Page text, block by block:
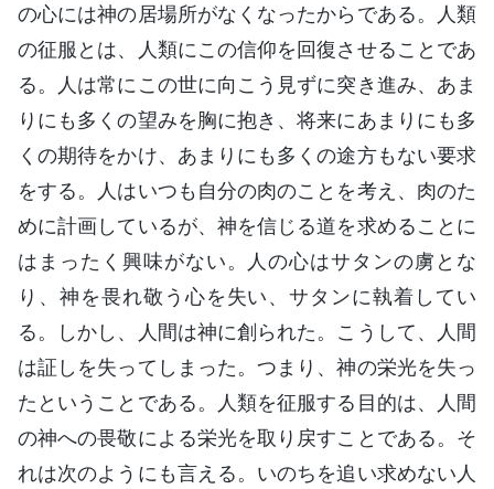
の心には神の居場所がなくなったからである。人類
の征服とは、人類にこの信仰を回復させることであ
る。人は常にこの世に向こう見ずに突き進み、あま
りにも多くの望みを胸に抱き、将来にあまりにも多
くの期待をかけ、あまりにも多くの途方もない要求
をする。人はいつも自分の肉のことを考え、肉のた
めに計画しているが、神を信じる道を求めることに
はまったく興味がない。人の心はサタンの虜とな
り、神を畏れ敬う心を失い、サタンに執着してい
る。しかし、人間は神に創られた。こうして、人間
は証しを失ってしまった。つまり、神の栄光を失っ
たということである。人類を征服する目的は、人間
の神への畏敬による栄光を取り戻すことである。そ
れは次のようにも言える。いのちを追い求めない人